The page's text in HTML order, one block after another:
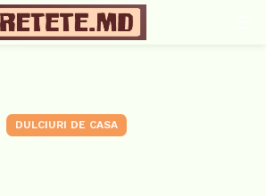
DULCIURI DE CASA